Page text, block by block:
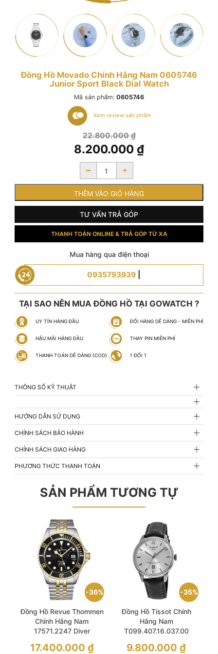
Đồng Hồ Movado Chính Hãng Nam 0605746
Junior Sport Black Dial Watch
Mã sản phẩm: 0605746
Xem review sản phẩm
22.800.000₫Giá
gốc
là:
8.200.000 ₫
Giá
tại
là:
8.200.000 ₫.
- +
THÊM VÀO GIỎ HÀNG
TƯ VẤN TRẢ GÓP
THANH TOÁN ONLINE & TRẢ GÓP TỪ XA
Mua hàng qua điện thoại
0935793939
TẠI SAO NÊN MUA ĐỒNG HỒ TẠI GOWATCH ?
UY TÍN HÀNG ĐẦU ĐỔI HÀNG DỄ DÀNG - MIỄN PHÍ
HẬU MÃI HÀNG ĐẦU THAY PIN MIỄN PHÍ
THANH TOÁN DỄ DÀNG (COD) 1 ĐỔI 1
THÔNG SỐ KỸ THUẬT
HƯỚNG DẪN SỬ DỤNG
CHÍNH SÁCH BẢO HÀNH
CHÍNH SÁCH GIAO HÀNG
PHƯƠNG THỨC THANH TOÁN
SẢN PHẨM TƯƠNG TỰ
36%
Đồng Hồ Revue Thommen
Chính Hãng Nam
17571.2247 Diver
Men’s Watch
Giá
gốc
17.400.000 ₫
35%
Đồng Hồ Tissot Chính
Hãng Nam
T099.407.16.037.00
Chemin Des Tourelles
Giá
gốc
9.800.000 ₫